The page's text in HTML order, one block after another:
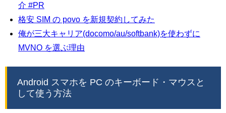
介 #PR
格安 SIM の povo を新規契約してみた
俺が三大キャリア(docomo/au/softbank)を使わずに
MVNO を選ぶ理由
Android スマホを PC のキーボード・マウスと
して使う方法